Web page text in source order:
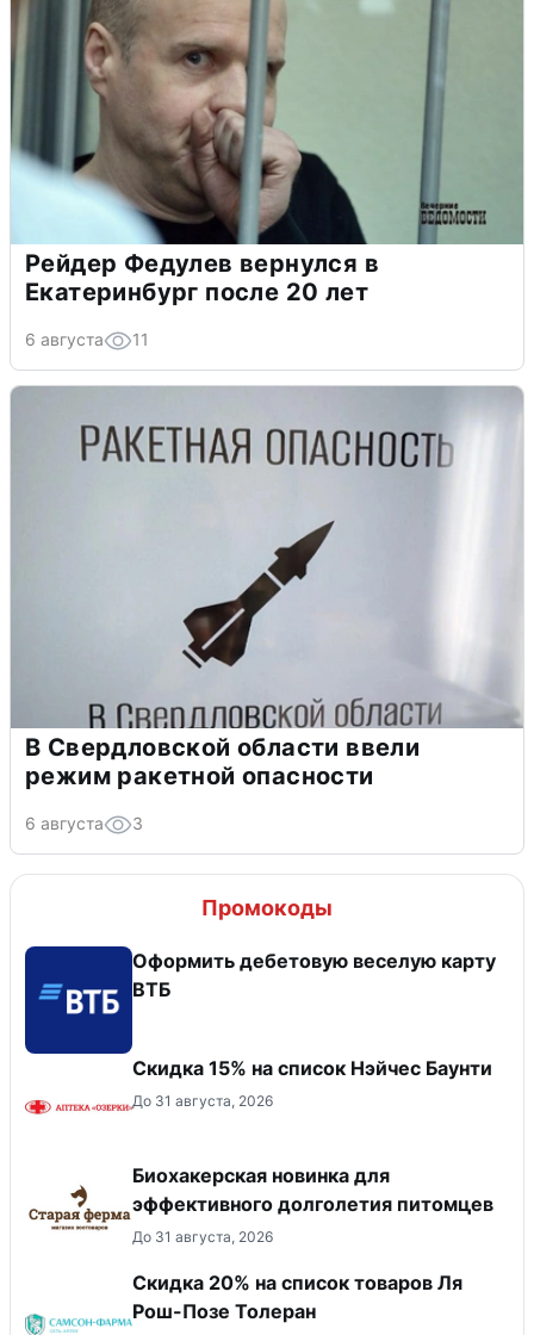
Рейдер Федулев вернулся в
Екатеринбург после 20 лет
6 августа 11
В Свердловской области ввели
режим ракетной опасности
6 августа 3
Промокоды
Оформить дебетовую веселую карту
ВТБ
Скидка 15% на список Нэйчес Баунти
До 31 августа, 2026
Биохакерская новинка для
эффективного долголетия питомцев
До 31 августа, 2026
Скидка 20% на список товаров Ля
Рош-Позе Толеран